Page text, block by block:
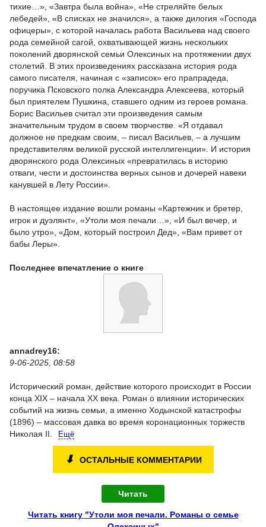
тихие…», «Завтра была война», «Не стреляйте белых
лебедей», «В списках не значился», а также дилогия «Господа
офицеры», с которой началась работа Васильева над своего
рода семейной сагой, охватывающей жизнь нескольких
поколений дворянской семьи Олексиных на протяжении двух
столетий. В этих произведениях рассказана история рода
самого писателя, начиная с «записок» его прапрадеда,
поручика Псковского полка Александра Алексеева, который
был приятелем Пушкина, ставшего одним из героев романа.
Борис Васильев считал эти произведения самым
значительным трудом в своем творчестве. «Я отдавал
должное не предкам своим, – писал Васильев, – а лучшим
представителям великой русской интеллигенции». И история
дворянского рода Олексиных «превратилась в историю
отваги, чести и достоинства верных сынов и дочерей навеки
канувшей в Лету России».
В настоящее издание вошли романы «Картежник и бретер,
игрок и дуэлянт», «Утоли моя печали…», «И был вечер, и
было утро», «Дом, который построил Дед», «Вам привет от
бабы Леры».
Последнее впечатление о книге
annadrey16:
9-06-2025, 08:58
Исторический роман, действие которого происходит в России
конца XIX – начала XX века. Роман о влиянии исторических
событий на жизнь семьи, а именно Ходынской катастрофы
(1896) – массовая давка во время коронационных торжеств
Николая II.
Ещё
⬇ ОСТАЛЬНЫЕ КОММЕНТАРИИ
Читать
Читать книгу "Утоли моя печали. Романы о семье